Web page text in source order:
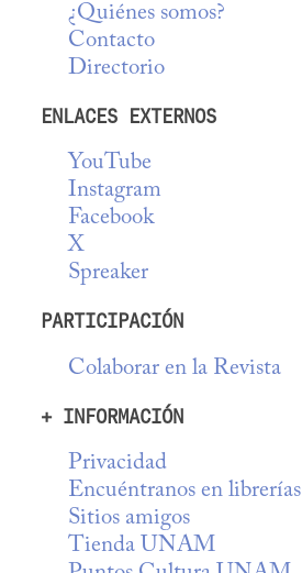
¿Quiénes somos?
Contacto
Directorio
ENLACES EXTERNOS
YouTube
Instagram
Facebook
X
Spreaker
PARTICIPACIÓN
Colaborar en la Revista
+ INFORMACIÓN
Privacidad
Encuéntranos en librerías
Sitios amigos
Tienda UNAM